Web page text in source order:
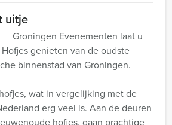
uitje
Groningen Evenementen laat u
genieten van de oudste
binnenstad van Groningen.
wat in vergelijking met de
erg veel is. Aan de deuren